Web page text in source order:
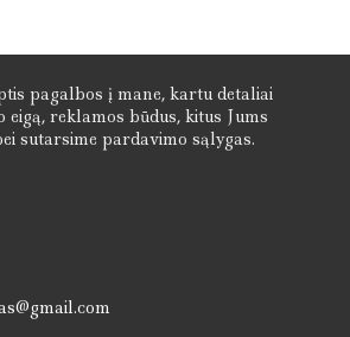
pagalbos į mane, kartu detaliai
reklamos būdus, kitus Jums
sutarsime pardavimo sąlygas.